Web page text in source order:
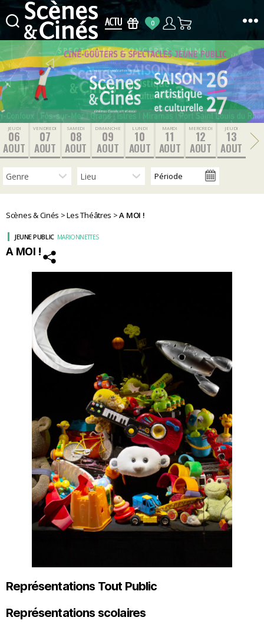
Scènes
&
Cinés
0
JEUDI
06
AOUT
VENDREDI
07
AOUT
SAMEDI
08
AOUT
DIMANCHE
09
AOUT
LUNDI
10
AOUT
MARDI
11
AOUT
MERCREDI
12
AOUT
JEUDI
13
AOUT
Scènes & Cinés >Les Théâtres >A MOI !
A MOI !
JEUNE PUBLIC MARIONNETTES
Représentations Tout Public
Représentations scolaires